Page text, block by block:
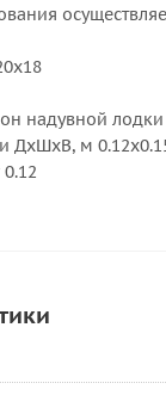
надувной лодки
ДхШхВ, м